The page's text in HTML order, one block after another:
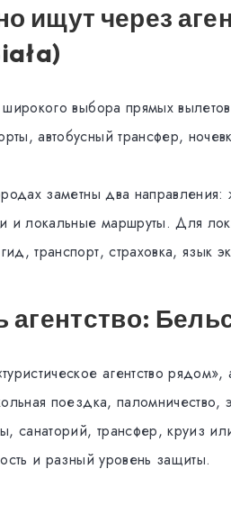
ищут через
выбора прямых
автобусный трансфер,
заметны два
и локальные маршруты. Для
транспорт, страховка, язык
агентство:
агентство рядом»,
поездка,
санаторий, трансфер, круиз
и разный уровень защиты.